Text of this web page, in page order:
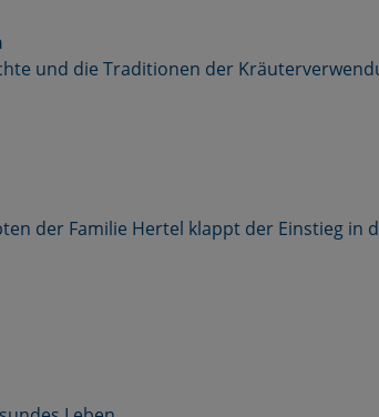
und die Traditionen der
der Familie Hertel klappt der Einstieg in